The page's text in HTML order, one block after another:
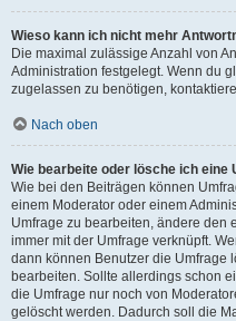
Wieso kann ich nicht mehr
Die maximal zulässige Anzahl von
Administration festgelegt. Wenn du
zugelassen zu benötigen,
Nach oben
Wie bearbeite oder lösche ich eine
Wie bei den Beiträgen können
einem Moderator oder einem
Umfrage zu bearbeiten, ändere den
immer mit der Umfrage verknüpft.
dann können Benutzer die Umfrage
bearbeiten. Sollte allerdings schon
die Umfrage nur noch von
gelöscht werden. Dadurch soll die